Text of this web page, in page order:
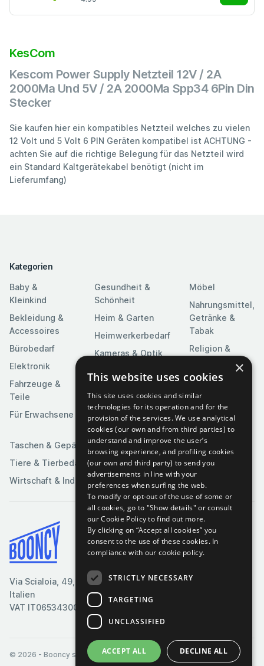
KesCom
Kescom Power Supply Netzteil 12V / 2A
2000Ma Und 5V / 2A 2000Ma Spp34 6Pin Din
Stecker
Sie kaufen hier ein kompatibles Netzteil welches zu vielen
12 Volt und 5 Volt 6 PIN Geräten kompatibel ist ACHTUNG -
achten Sie auf die richtige Belegung für das Netzteil wird
ein Standard Kaltgerätekabel benötigt (nicht im
Lieferumfang)
Kategorien
Baby &
Kleinkind
Bekleidung &
Accessoires
Bürobedarf
Elektronik
Fahrzeuge &
Teile
Für Erwachsene
Gesundheit &
Schönheit
Heim & Garten
Heimwerkerbedarf
Kameras & Optik
Kunst &
Unterhaltung
Medien
Möbel
Nahrungsmittel,
Getränke &
Tabak
Religion &
Feierlichkeiten
Software
Spielzeuge &
Spiele
Sportartikel
Taschen & Gepäck
Tiere & Tierbedarf
Wirtschaft & Industrie
Via Scialoia, 49, Florenz,
Italien
VAT IT06534300485
Bedingungen & Konditionen
Cookie-Richtlinie
Datenschutzrichtlinie
© 2026 - Booncy srl - VAT IT06534300485
×
This website uses cookies
This site uses cookies and similar
technologies for its operation and for the
provision of the services. We use analytical
cookies (our own and from third parties) to
understand and improve the user’s
browsing experience, and profiling cookies
(our own and third party) to send you
advertisements in line with your
preferences when surfing the web.
To modify or opt-out of the use of some or
all cookies, go to "Show details" or consult
our Cookie Policy to find out more.
By clicking on “Accept all cookies” you
consent to the use of these cookies. In
compliance with our cookie policy.
STRICTLY NECESSARY
TARGETING
UNCLASSIFIED
ACCEPT ALL DECLINE ALL